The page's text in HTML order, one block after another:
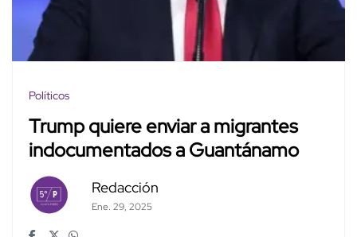
Políticos
Trump quiere enviar a migrantes
indocumentados a Guantánamo
Redacción
Ene. 29, 2025